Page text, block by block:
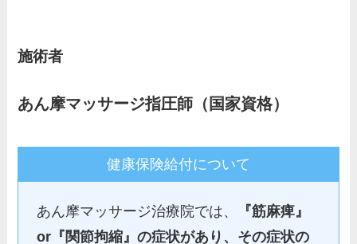
施術者
あん摩マッサージ指圧師（国家資格）
健康保険給付について
あん摩マッサージ治療院では、
『筋麻痺』
or『関節拘縮』の症状があり、その症状の